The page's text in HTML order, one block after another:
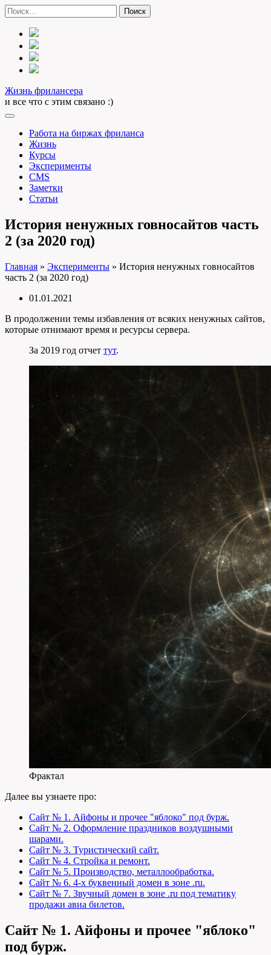
Skip
to
content
Найти:
Жизнь фрилансера
и все что с этим связано :)
Работа на биржах фриланса
Жизнь
Курсы
Эксперименты
CMS
Заметки
Статьи
История ненужных говносайтов часть
2 (за 2020 год)
Главная » Эксперименты » История ненужных говносайтов
часть 2 (за 2020 год)
01.01.2021
В продолжении темы избавления от всяких ненужных сайтов,
которые отнимают время и ресурсы сервера.
За 2019 год отчет тут.
Фрактал
Далее вы узнаете про:
Сайт № 1. Айфоны и прочее "яблоко" под бурж.
Сайт № 2. Оформление праздников воздушными
шарами.
Сайт № 3. Туристический сайт.
Сайт № 4. Стройка и ремонт.
Сайт № 5. Производство, металлообработка.
Сайт № 6. 4-х буквенный домен в зоне .ru.
Сайт № 7. Звучный домен в зоне .ru под тематику
продажи авиа билетов.
Сайт № 1. Айфоны и прочее "яблоко"
под бурж.